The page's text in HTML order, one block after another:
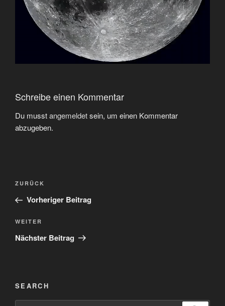
Schreibe einen Kommentar
Du musstangemeldetsein, um einen Kommentar
abzugeben.
Beitragsnavigation
Vorheriger
Beitrag
ZURÜCK
Vorheriger Beitrag
Nächster
Beitrag
WEITER
Nächster Beitrag
SEARCH